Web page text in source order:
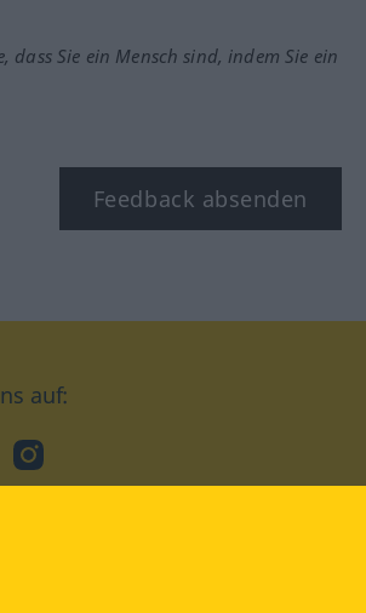
dass Sie ein Mensch sind, indem Sie ein
Feedback absenden
auf:
Instagram